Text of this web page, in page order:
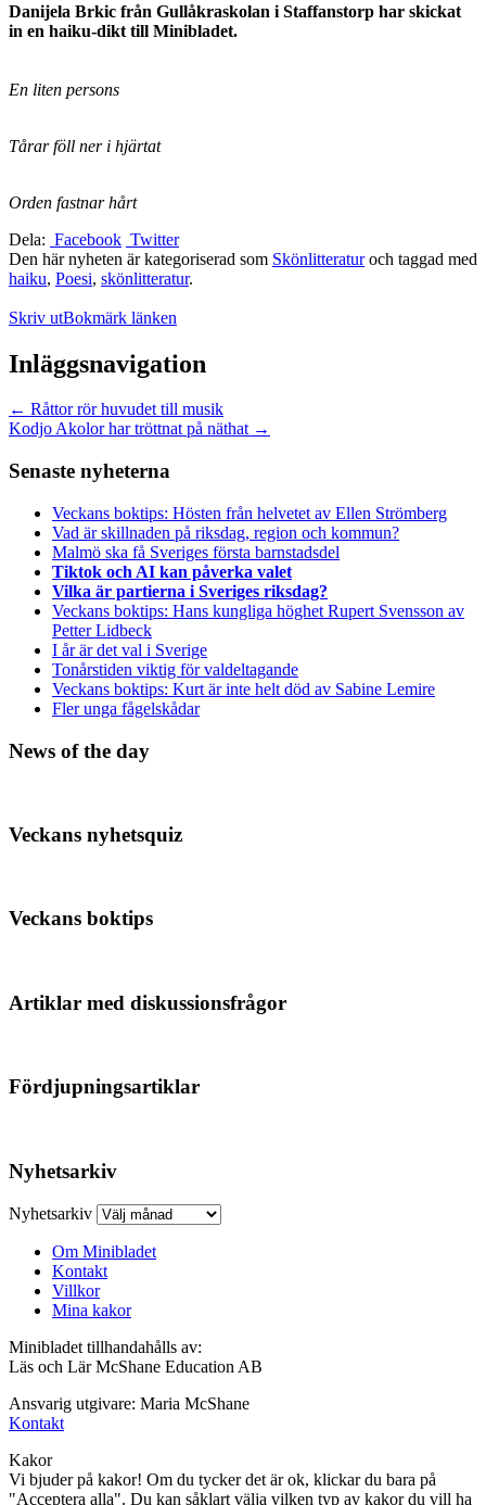
Danijela Brkic från Gullåkraskolan i Staffanstorp har skickat
in en haiku-dikt till Minibladet.
En liten persons
Tårar föll ner i hjärtat
Orden fastnar hårt
Dela: Facebook Twitter
Den här nyheten är kategoriserad som Skönlitteraturoch taggad med
haiku, Poesi, skönlitteratur.
Skriv utBokmärk länken
Inläggsnavigation
← Råttor rör huvudet till musik
Kodjo Akolor har tröttnat på näthat →
Senaste nyheterna
Veckans boktips: Hösten från helvetet av Ellen Strömberg
Vad är skillnaden på riksdag, region och kommun?
Malmö ska få Sveriges första barnstadsdel
Tiktok och AI kan påverka valet
Vilka är partierna i Sveriges riksdag?
Veckans boktips: Hans kungliga höghet Rupert Svensson av
Petter Lidbeck
I år är det val i Sverige
Tonårstiden viktig för valdeltagande
Veckans boktips: Kurt är inte helt död av Sabine Lemire
Fler unga fågelskådar
News of the day
Veckans nyhetsquiz
Veckans boktips
Artiklar med diskussionsfrågor
Fördjupningsartiklar
Nyhetsarkiv
Nyhetsarkiv
Om Minibladet
Kontakt
Villkor
Mina kakor
Minibladet tillhandahålls av:
Läs och Lär McShane Education AB
Ansvarig utgivare: Maria McShane
Kontakt
Kakor
Vi bjuder på kakor! Om du tycker det är ok, klickar du bara på
"Acceptera alla". Du kan såklart välja vilken typ av kakor du vill ha